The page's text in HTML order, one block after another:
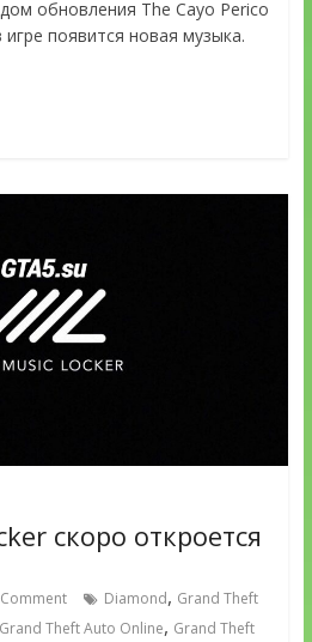
обновления The Cayo Perico
игре появится новая музыка.
скоро откроется
Diamond, Grand Theft
Grand Theft Auto Online, Grand Theft